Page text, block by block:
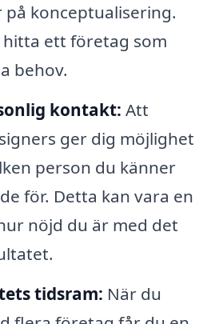
konceptualisering.
ett företag som
behov.
kontakt: Att
ger dig möjlighet
person du känner
för. Detta kan vara en
nöjd du är med det
tidsram: När du